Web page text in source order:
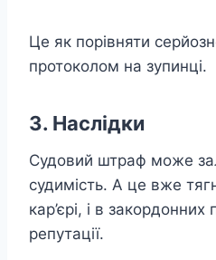
Це як порівняти
протоколом на зупинці.
3. Наслідки
Судовий штраф може
судимість. А це вже
кар’єрі, і в закордонних
репутації.